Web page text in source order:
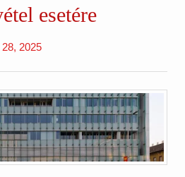
esetére
2025